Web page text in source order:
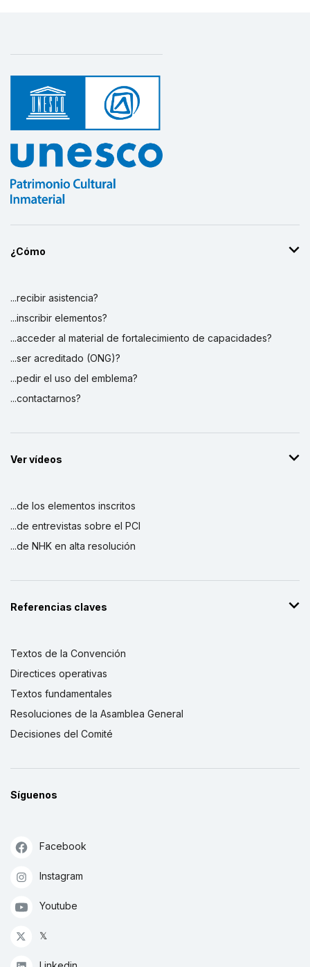
¿Cómo
...recibir asistencia?
...inscribir elementos?
...acceder al material de fortalecimiento de capacidades?
...ser acreditado (ONG)?
...pedir el uso del emblema?
...contactarnos?
Ver vídeos
...de los elementos inscritos
...de entrevistas sobre el PCI
...de NHK en alta resolución
Referencias claves
Textos de la Convención
Directices operativas
Textos fundamentales
Resoluciones de la Asamblea General
Decisiones del Comité
Síguenos
Facebook
Instagram
Youtube
𝕏